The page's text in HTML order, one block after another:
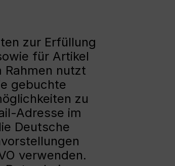
zur Erfüllung
für Artikel
Rahmen nutzt
gebuchte
zu
Adresse im
Deutsche
verwenden.